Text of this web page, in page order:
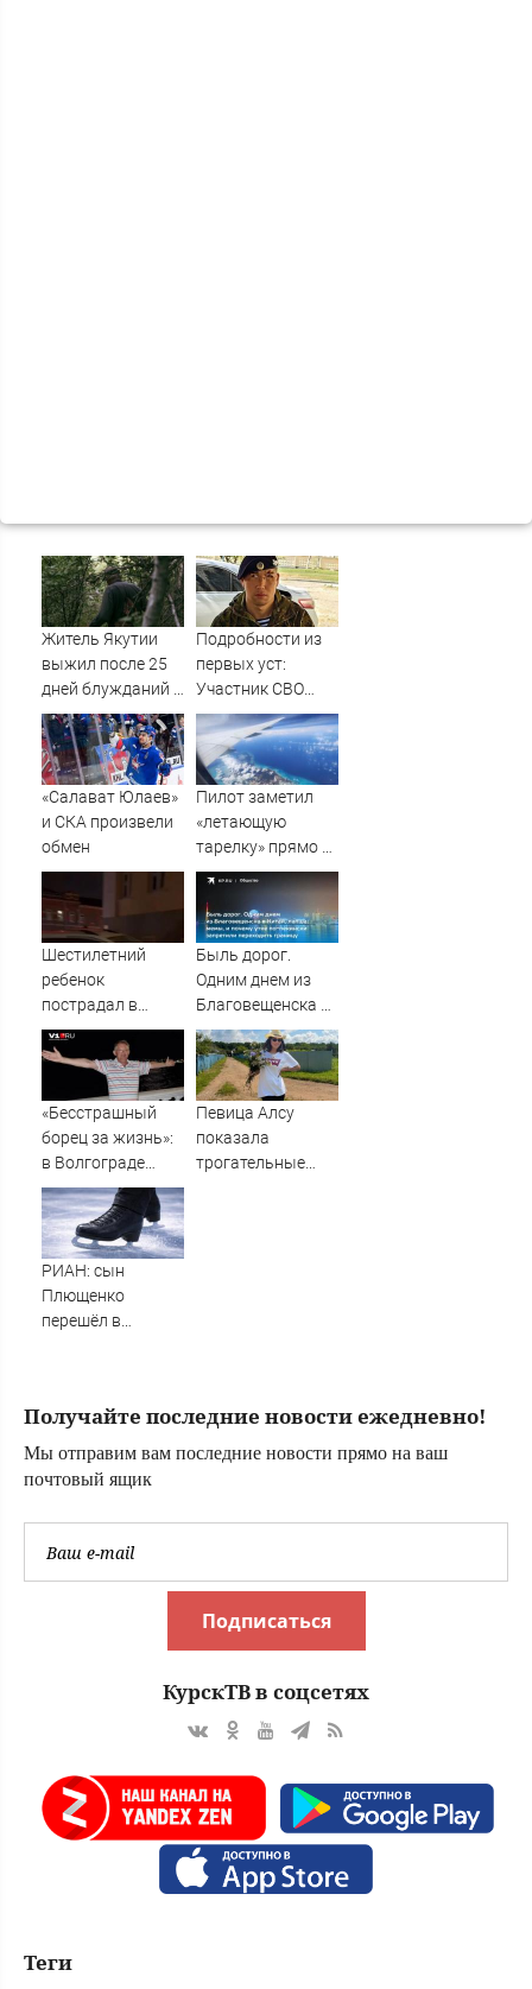
Житель Якутии
выжил после 25
дней блужданий в
тайге
Подробности из
первых уст:
Участник СВО
рассказал, что
спасло его в
схватке с
медведем
«Салават Юлаев»
и СКА произвели
обмен
Пилот заметил
«летающую
тарелку» прямо у
крыла самолета
Шестилетний
ребенок
пострадал в
ночном ДТП с
тремя
автомобилями на
Федерации: видео
Быль дорог.
Одним днем из
Благовещенска в
Китай, лапша,
мемы, и почему
утке по-пекински
запретили
«Бесстрашный
борец за жизнь»:
в Волгограде
прощаются с
анестезиологом-
реаниматолог
высшей
категории
Певица Алсу
показала
трогательные
РИАН: сын
Плющенко
перешёл в
Получайте последние новости ежедневно!
Мы отправим вам последние новости прямо на ваш
почтовый ящик
Подписаться
КурскТВ в соцсетях
Теги